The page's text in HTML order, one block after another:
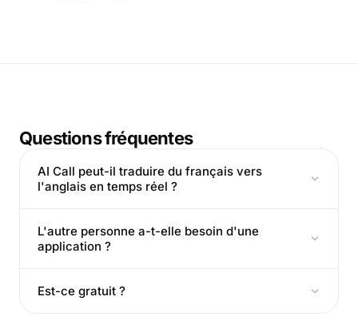
Questions fréquentes
AI Call peut-il traduire du français vers
l'anglais en temps réel ?
L'autre personne a-t-elle besoin d'une
application ?
Est-ce gratuit ?